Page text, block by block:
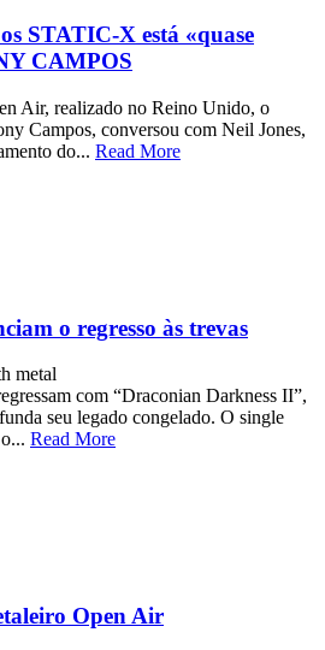
STATIC-X está «quase
CAMPOS
Air, realizado no Reino Unido, o
Campos, conversou com Neil Jones,
do... Read More
o regresso às trevas
metal
com “Draconian Darkness II”,
seu legado congelado. O single
Read More
Open Air